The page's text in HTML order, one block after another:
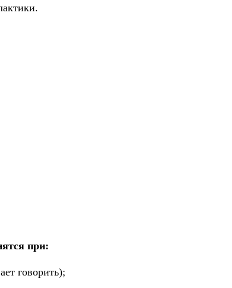
при:
говорить);